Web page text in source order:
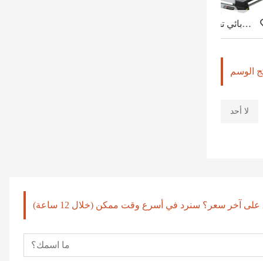
الوسم
لا أحد
آخر سعر؟ سنرد في أسرع وقت ممكن (خلال 12 ساعة)